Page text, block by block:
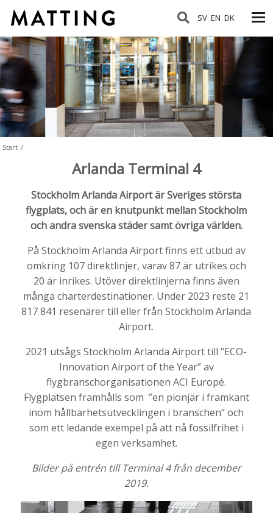
SV EN DK
Start /
Arlanda Terminal 4
Stockholm Arlanda Airport är Sveriges största
flygplats, och är en knutpunkt mellan Stockholm
och andra svenska städer samt övriga världen.
På Stockholm Arlanda Airport finns ett utbud av
omkring 107 direktlinjer, varav 87 är utrikes och
20 är inrikes. Utöver direktlinjerna finns även
många charterdestinationer. Under 2023 reste 21
817 841 resenärer till eller från Stockholm Arlanda
Airport.
2021 utsågs Stockholm Arlanda Airport till “ECO-
Innovation Airport of the Year” av
flygbranschorganisationen ACI Europé.
Flygplatsen framhålls som ”en pionjär i framkant
inom hållbarhetsutvecklingen i branschen” och
som ett ledande exempel på att nå fossilfrihet i
egen verksamhet.
Bilder på entrén till Terminal 4 från december
2019.